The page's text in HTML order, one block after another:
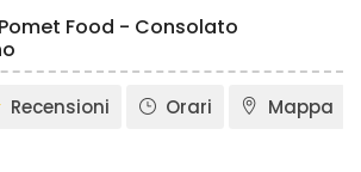
Food - Consolato
Recensioni Orari Mappa